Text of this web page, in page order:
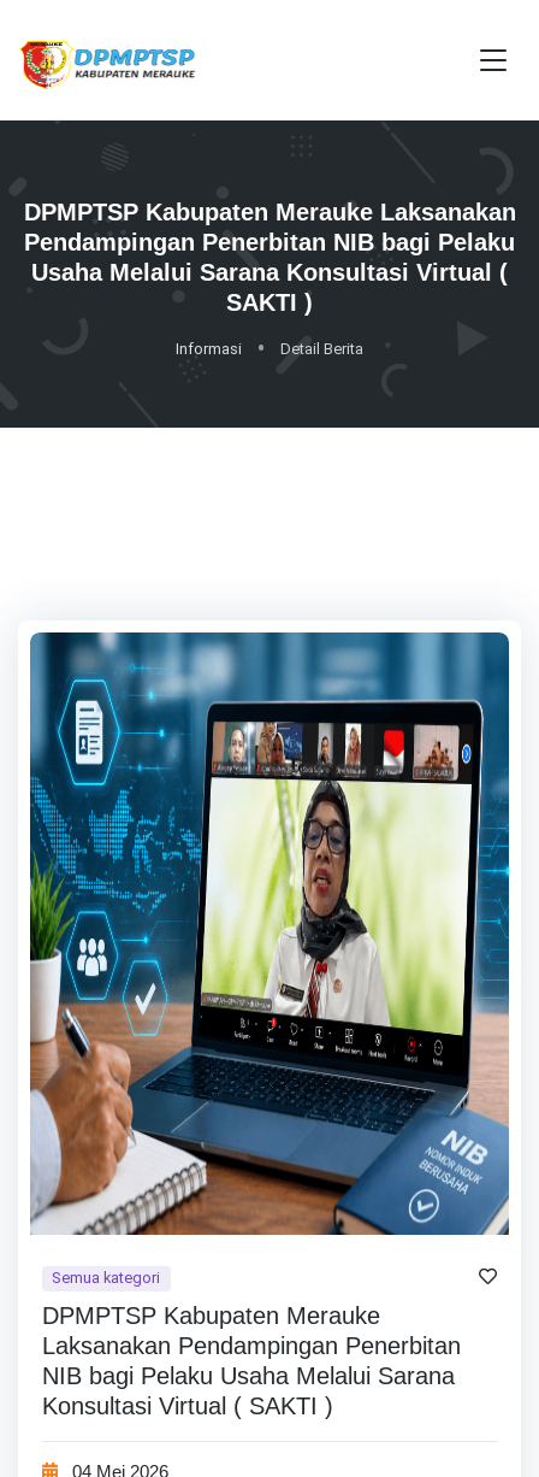
DPMPTSP Kabupaten Merauke Laksanakan
Pendampingan Penerbitan NIB bagi Pelaku
Usaha Melalui Sarana Konsultasi Virtual (
SAKTI )
Informasi Detail Berita
Semua kategori
DPMPTSP Kabupaten Merauke
Laksanakan Pendampingan Penerbitan
NIB bagi Pelaku Usaha Melalui Sarana
Konsultasi Virtual ( SAKTI )
04 Mei 2026